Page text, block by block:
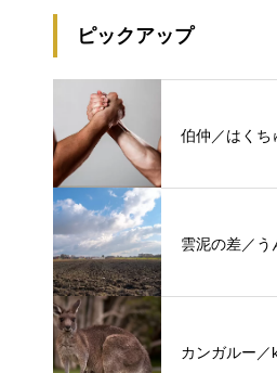
ピックアップ
伯仲／はくち
雲泥の差／う
カンガルー